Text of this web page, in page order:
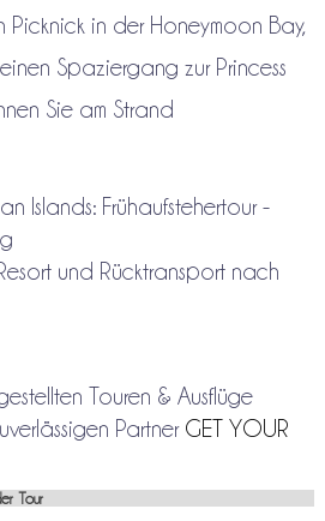
Picknick in der Honeymoon Bay,
Spaziergang zur Princess
Sie am Strand
Islands: Frühaufstehertour -
und Rücktransport nach
Touren & Ausflüge
Partner GET YOUR
Tour